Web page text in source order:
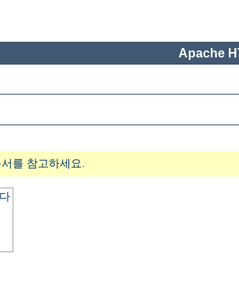
Apache
를 참고하세요.